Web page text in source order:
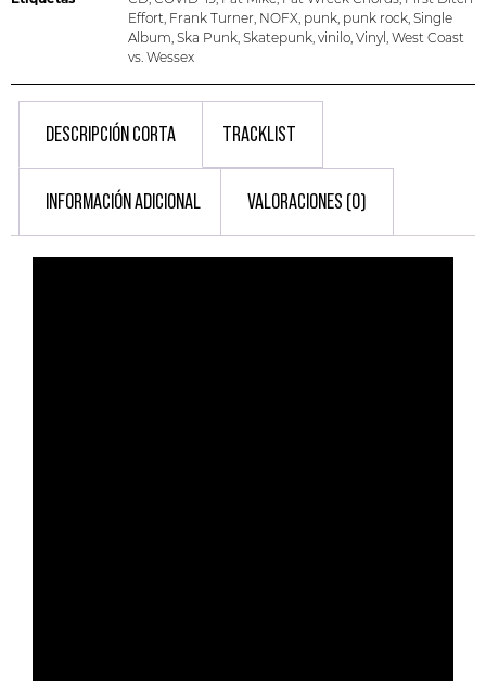
Effort, Frank Turner, NOFX, punk, punk rock, Single
Album, Ska Punk, Skatepunk, vinilo, Vinyl, West Coast
vs. Wessex
DESCRIPCIÓN CORTA TRACKLIST
INFORMACIÓN ADICIONAL VALORACIONES (0)